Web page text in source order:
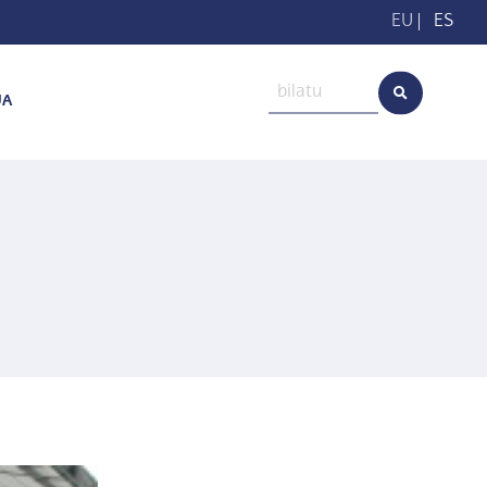
EU ES